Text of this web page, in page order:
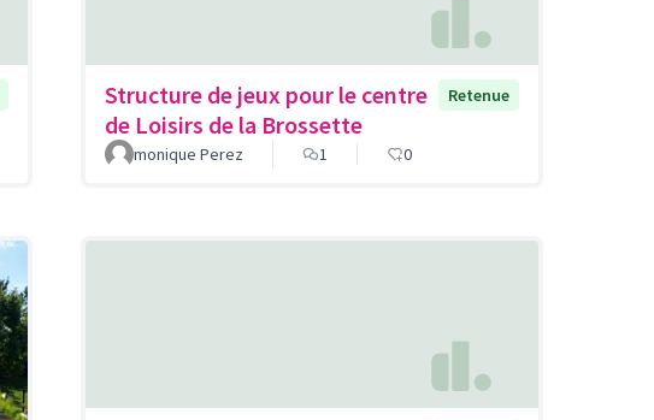
Structure de jeux pour le centre
de Loisirs de la Brossette
Retenue
monique Perez 1 0